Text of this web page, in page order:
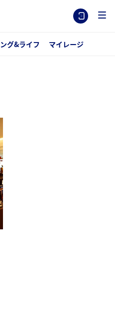
グ&ライフ マイレージ